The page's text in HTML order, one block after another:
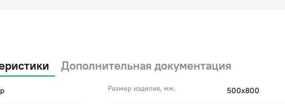
Дополнительная документация
Размер изделия, мм. 500х800